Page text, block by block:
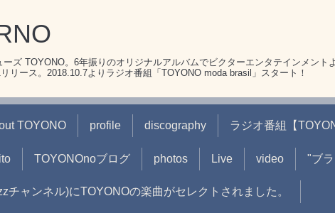
ズ TOYONO。6年振りのオリジナルアルバムでビクターエンタテインメント
リース。2018.10.7よりラジオ番組「TOYONO moda brasil」スタート！
TOYONO profile discography ラジオ番組【
TOYONOnoブログ photos Live video "ブ
ャンネル)にTOYONOの楽曲がセレクトされました。